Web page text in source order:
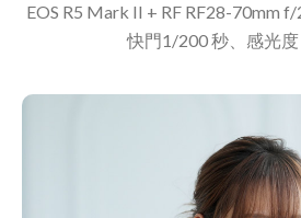
EOS R5 Mark II + RF RF28-70mm
快門1/200 秒、感光度